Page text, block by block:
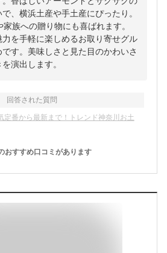
、横浜土産や手土産にぴったり。
族への贈り物にも喜ばれます。
を手軽に楽しめるお取り寄せグル
です。美味しさと見た目のかわいさ
演出します。
回答された質問
定番から最新まで！トレンド神奈川お土
おすすめ口コミがあります